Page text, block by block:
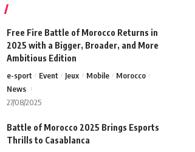
Free Fire Battle of Morocco Returns in
2025 with a Bigger, Broader, and More
Ambitious Edition
e-sport Event Jeux Mobile
Morocco
News
27/08/2025
Battle of Morocco 2025 Brings Esports
Thrills to Casablanca